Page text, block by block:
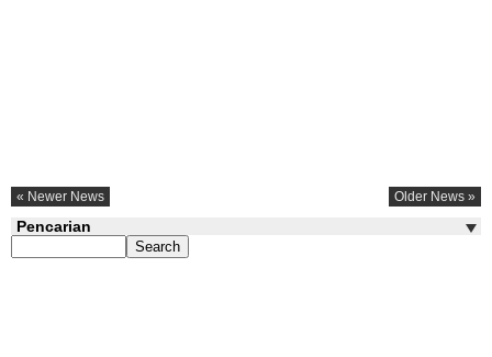
« Newer News Older News »
Pencarian